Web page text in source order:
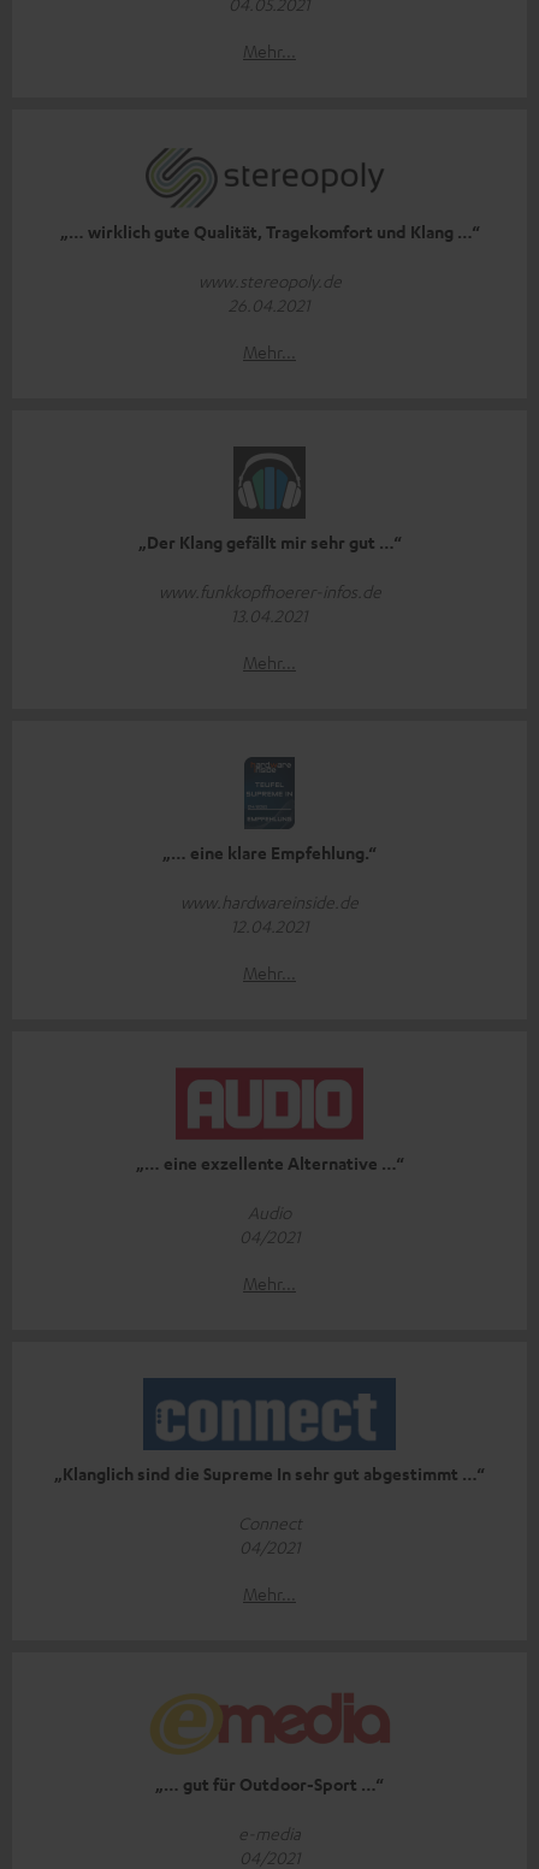
Mehr...
„… wirklich gute Qualität, Tragekomfort und Klang …“
www.stereopoly.de
26.04.2021
Mehr...
„Der Klang gefällt mir sehr gut …“
www.funkkopfhoerer-infos.de
13.04.2021
Mehr...
„… eine klare Empfehlung.“
www.hardwareinside.de
12.04.2021
Mehr...
„… eine exzellente Alternative …“
Audio
04/2021
Mehr...
„Klanglich sind die Supreme In sehr gut abgestimmt …“
Connect
04/2021
Mehr...
„… gut für Outdoor-Sport …“
e-media
04/2021